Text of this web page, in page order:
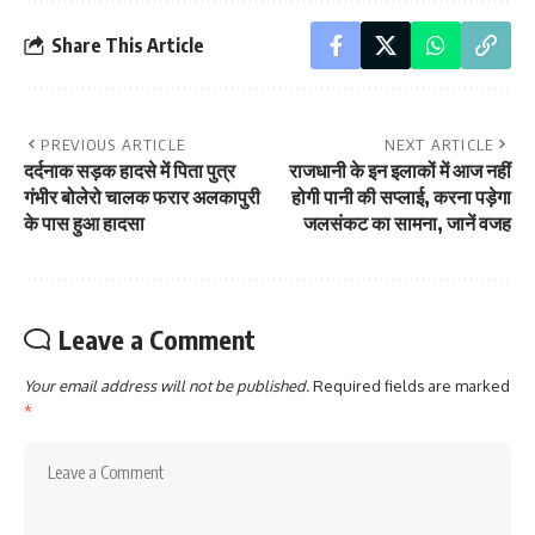
Share This Article
PREVIOUS ARTICLE
दर्दनाक सड़क हादसे में पिता पुत्र
गंभीर बोलेरो चालक फरार अलकापुरी
के पास हुआ हादसा
NEXT ARTICLE
राजधानी के इन इलाकों में आज नहीं
होगी पानी की सप्लाई, करना पड़ेगा
जलसंकट का सामना, जानें वजह
Leave a Comment
Your email address will not be published.Required fields are marked
*